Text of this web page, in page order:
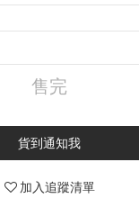
售完
貨到通知我
加入追蹤清單